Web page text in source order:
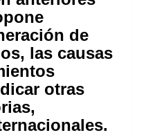
de
las causas
otras